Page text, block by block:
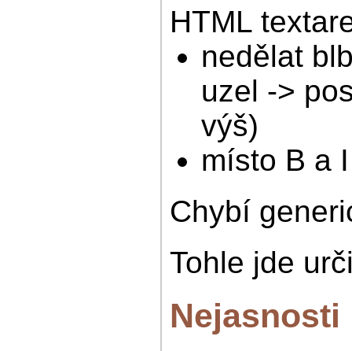
HTML
nedělat
uzel ->
výš)
místo B a
Chybí
Tohle jde
Nejasnosti